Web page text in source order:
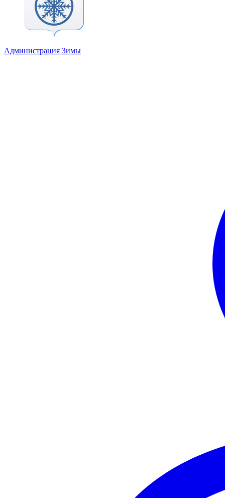
Администрация Зимы